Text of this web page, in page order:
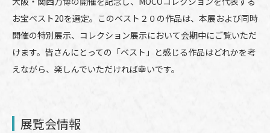
お宝ベスト20を選定。このベスト２０の作品は、本展および同時
開催の特別展示、コレクション展示において会期中にご覧いただ
けます。皆さんにとっての「ベスト」と感じる作品はどれかを考
えながら、楽しんでいただければ幸いです。
展覧会情報